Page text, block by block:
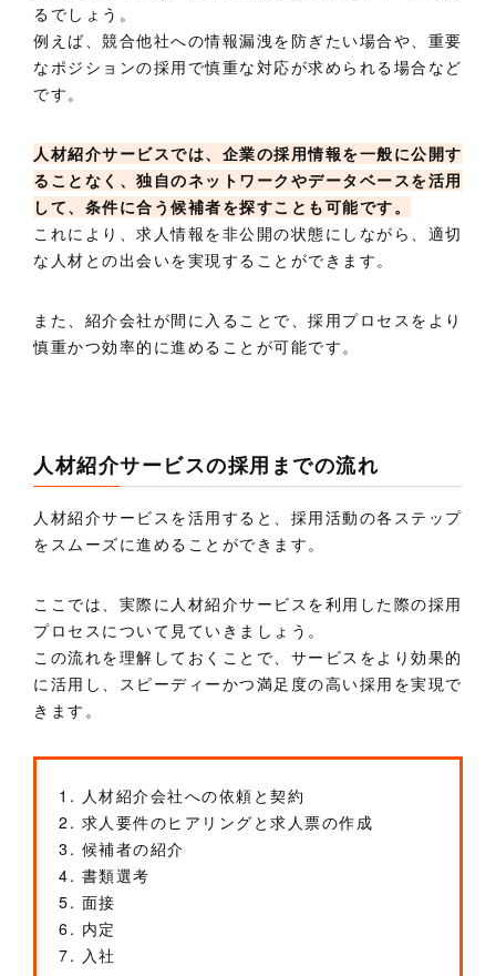
るでしょう。
例えば、競合他社への情報漏洩を防ぎたい場合や、重要
なポジションの採用で慎重な対応が求められる場合など
です。
人材紹介サービスでは、企業の採用情報を一般に公開す
ることなく、独自のネットワークやデータベースを活用
して、条件に合う候補者を探すことも可能です。
これにより、求人情報を非公開の状態にしながら、適切
な人材との出会いを実現することができます。
また、紹介会社が間に入ることで、採用プロセスをより
慎重かつ効率的に進めることが可能です。
人材紹介サービスの採用までの流れ
人材紹介サービスを活用すると、採用活動の各ステップ
をスムーズに進めることができます。
ここでは、実際に人材紹介サービスを利用した際の採用
プロセスについて見ていきましょう。
この流れを理解しておくことで、サービスをより効果的
に活用し、スピーディーかつ満足度の高い採用を実現で
きます。
1. 人材紹介会社への依頼と契約
2. 求人要件のヒアリングと求人票の作成
3. 候補者の紹介
4. 書類選考
5. 面接
6. 内定
7. 入社